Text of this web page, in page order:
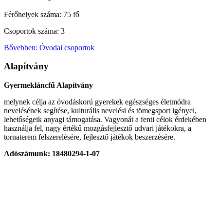
Férőhelyek száma: 75 fő
Csoportok száma: 3
Bővebben: Óvodai csoportok
Alapítvány
Gyermekláncfű Alapítvány
melynek célja az óvodáskorú gyerekek egészséges életmódra
nevelésének segítése, kulturális nevelési és tömegsport igényei,
lehetőségeik anyagi támogatása. Vagyonát a fenti célok érdekében
használja fel, nagy értékű mozgásfejlesztő udvari játékokra, a
tornaterem felszerelésére, fejlesztő játékok beszerzésére.
Adószámunk: 18480294-1-07